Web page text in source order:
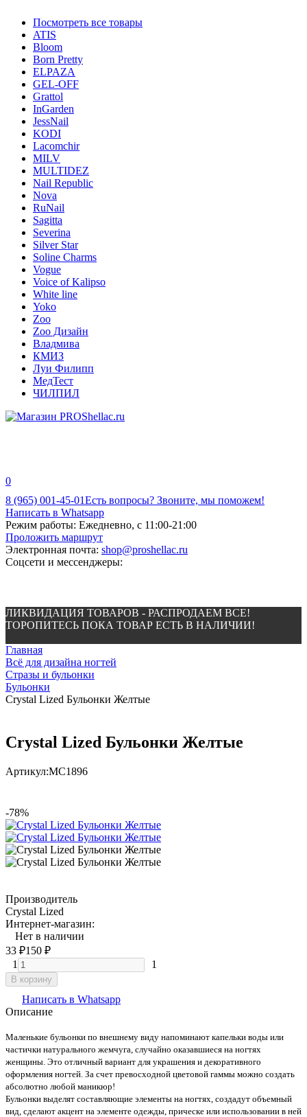
Посмотреть все товары
ATIS
Bloom
Born Pretty
ELPAZA
GEL-OFF
Grattol
InGarden
JessNail
KODI
Lacomchir
MILV
MULTIDEZ
Nail Republic
Nova
RuNail
Sagitta
Severina
Silver Star
Soline Charms
Vogue
Voice of Kalipso
White line
Yoko
Zoo
Zoo Дизайн
Владмива
КМИЗ
Луи Филипп
МедТест
ЧИЛПИЛ
0
8 (965) 001-45-01Есть вопросы? Звоните, мы поможем!
Написать в Whatsapp
Режим работы: Ежедневно, с 11:00-21:00
Проложить маршрут
Электронная почта: shop@proshellac.ru
Соцсети и мессенджеры:
ЛИКВИДАЦИЯ ТОВАРОВ - РАСПРОДАЕМ ВСЕ!
ТОРОПИТЕСЬ ПОКА ТОВАР ЕСТЬ В НАЛИЧИИ!
Главная
Всё для дизайна ногтей
Стразы и бульонки
Бульонки
Crystal Lized Бульонки Желтые
Crystal Lized Бульонки Желтые
Артикул:МС1896
-78%
Производитель
Crystal Lized
Интернет-магазин:
Нет в наличии
33 ₽150 ₽
1
1
В корзину
Написать в Whatsapp
Описание
Маленькие бульонки по внешнему виду напоминают капельки воды или
частички натурального жемчуга, случайно оказавшиеся на ногтях
женщины. Это отличный вариант для украшения и декоративного
оформления ногтей. За счет превосходной цветовой гаммы можно создать
абсолютно любой маникюр!
Бульонки выделят составляющие элементы на ногтях, создадут объемный
вид, сделают акцент на элементе одежды, прическе или использовании в ней